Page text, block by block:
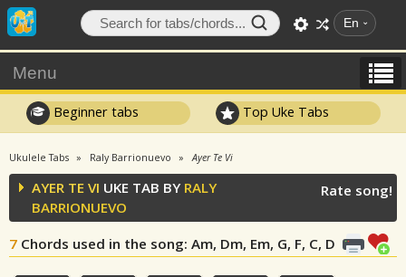
En
Menu
Beginner tabs Top Uke Tabs
Ukulele Tabs Raly Barrionuevo Ayer Te Vi
AYER TE VI UKE TAB BY RALY
BARRIONUEVO
7 Chords used in the song: Am, Dm, Em, G, F, C, D
Rate song!